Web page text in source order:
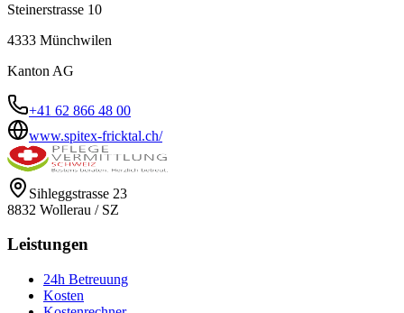
Steinerstrasse 10
4333 Münchwilen
Kanton AG
+41 62 866 48 00
www.spitex-fricktal.ch/
Sihleggstrasse 23
8832 Wollerau / SZ
Leistungen
24h Betreuung
Kosten